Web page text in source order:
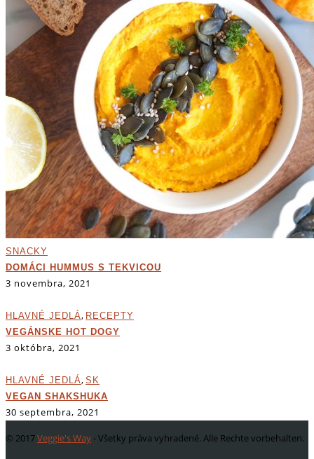
SNACKY
DOMÁCI HUMMUS S TEKVICOU
3 novembra, 2021
HLAVNÉ JEDLÁ, RECEPTY
VEGÁNSKE HOT DOGY
3 októbra, 2021
HLAVNÉ JEDLÁ, SK
VEGAN SHAKSHUKA
30 septembra, 2021
© 2017Veggie's Way - Všetky práva vyhradené. Alle Rechte vorbehalten.